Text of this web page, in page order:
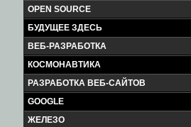
OPEN SOURCE
БУДУЩЕЕ ЗДЕСЬ
ВЕБ-РАЗРАБОТКА
КОСМОНАВТИКА
РАЗРАБОТКА ВЕБ-САЙТОВ
GOOGLE
ЖЕЛЕЗО